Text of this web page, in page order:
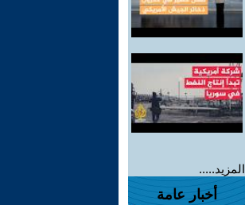
المزيد.....
أخبار عامة